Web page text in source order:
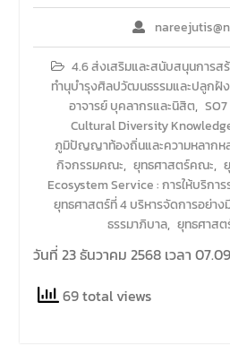
4.6 ส่งเสริมและสนับสนุนการส
ทำนุบำรุงศิลปวัฒนธรรมและปลูกฝั
อาจารย์ บุคลากรและนิสิต,
Cultural Diversity
ภูมิปัญญาท้องถิ่นและความหลากห
กิจกรรมคณะ, ยุทธศาสตร์คณะ,
Ecosystem Service : การให้บริกา
ยุทธศาสตร์ที่ 4 บริหารจัดการอย่า
ธรรมาภิบาล, ยุทธศาสต
วันที่ 23 ธันวาคม 2568 เวลา
69 total views